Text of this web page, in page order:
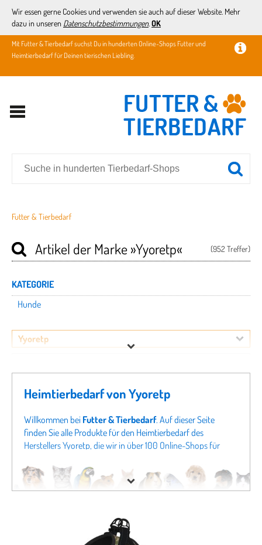
Wir essen gerne Cookies und verwenden sie auch auf dieser Website. Mehr
dazu in unseren Datenschutzbestimmungen. OK
Mit Futter & Tierbedarf suchst Du in hunderten Online-Shops Futter und
Heimtierbedarf für Deinen tierischen Liebling.
Futter & Tierbedarf
(952 Treffer)
Artikel der Marke»Yyoretp«
KATEGORIE
Hunde
Yyoretp
Heimtierbedarf von Yyoretp
Willkommen bei Futter & Tierbedarf. Auf dieser Seite
finden Sie alle Produkte für den Heimtierbedarf des
Herstellers Yyoretp, die wir in über 100 Online-Shops für
Sie auch direkt in unseren Fachabteilungen zum Beispiel
nach Produkten für Hunde von Yyoretpschauen. Sollten
finden Sie bei uns nicht nur alles für
Deutschlands beliebteste Haustiere